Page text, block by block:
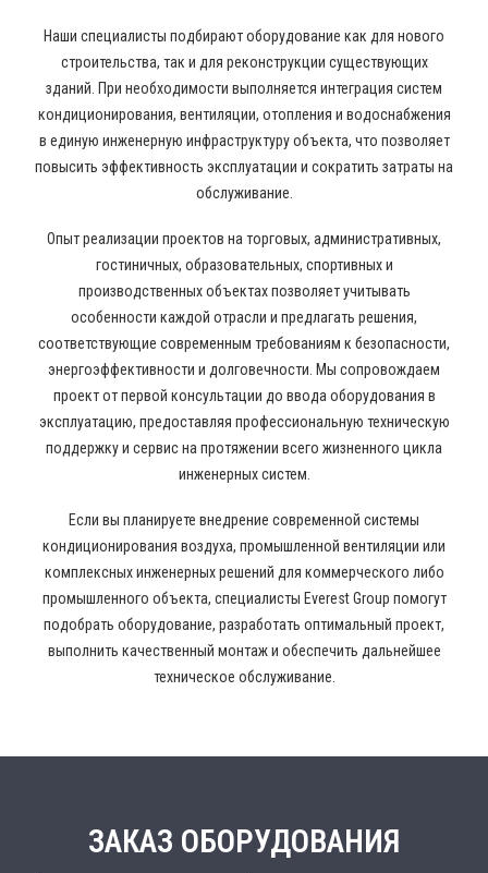
Наши специалисты подбирают оборудование как для нового
строительства, так и для реконструкции существующих
зданий. При необходимости выполняется интеграция систем
кондиционирования, вентиляции, отопления и водоснабжения
в единую инженерную инфраструктуру объекта, что позволяет
повысить эффективность эксплуатации и сократить затраты на
обслуживание.
Опыт реализации проектов на торговых, административных,
гостиничных, образовательных, спортивных и
производственных объектах позволяет учитывать
особенности каждой отрасли и предлагать решения,
соответствующие современным требованиям к безопасности,
энергоэффективности и долговечности. Мы сопровождаем
проект от первой консультации до ввода оборудования в
эксплуатацию, предоставляя профессиональную техническую
поддержку и сервис на протяжении всего жизненного цикла
инженерных систем.
Если вы планируете внедрение современной системы
кондиционирования воздуха, промышленной вентиляции или
комплексных инженерных решений для коммерческого либо
промышленного объекта, специалисты Everest Group помогут
подобрать оборудование, разработать оптимальный проект,
выполнить качественный монтаж и обеспечить дальнейшее
техническое обслуживание.
ЗАКАЗ ОБОРУДОВАНИЯ